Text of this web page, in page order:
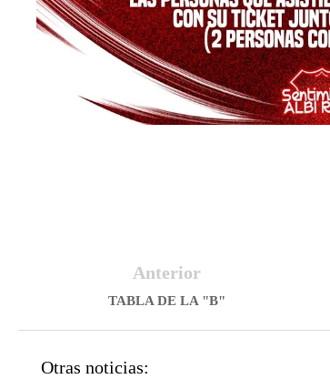
Anterior
TABLA DE LA "B"
Otras noticias: